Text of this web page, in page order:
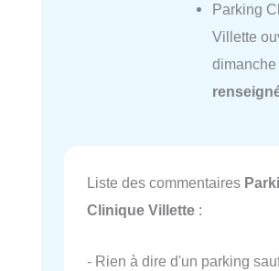
Parking
Villette
dimanche
Liste des commentaires
Clinique Villette :
- Rien à dire d'un parking